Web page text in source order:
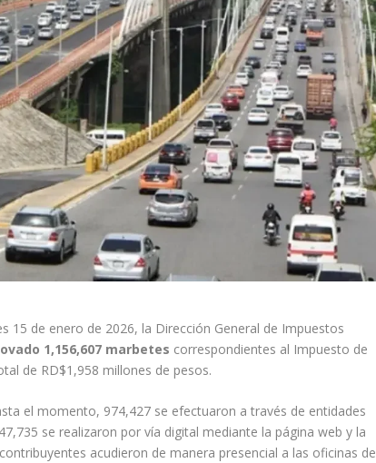
15 de enero de 2026, la Dirección General de Impuestos
1,156,607 marbetes correspondientes al Impuesto de
de RD$1,958 millones de pesos.
el momento, 974,427 se efectuaron a través de entidades
se realizaron por vía digital mediante la página web y la
acudieron de manera presencial a las oficinas de